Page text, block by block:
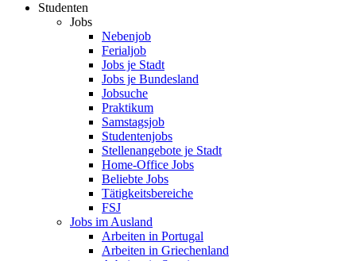
Studenten
Jobs
Nebenjob
Ferialjob
Jobs je Stadt
Jobs je Bundesland
Jobsuche
Praktikum
Samstagsjob
Studentenjobs
Stellenangebote je Stadt
Home-Office Jobs
Beliebte Jobs
Tätigkeitsbereiche
FSJ
Jobs im Ausland
Arbeiten in Portugal
Arbeiten in Griechenland